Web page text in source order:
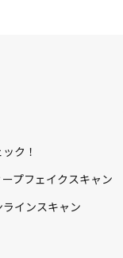
ク！
プフェイクスキャン
インスキャン